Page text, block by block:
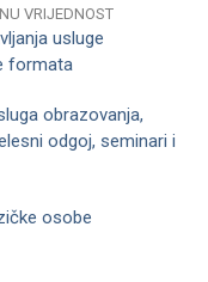
VRIJEDNOST
usluge
formata
obrazovanja,
odgoj, seminari i
osobe